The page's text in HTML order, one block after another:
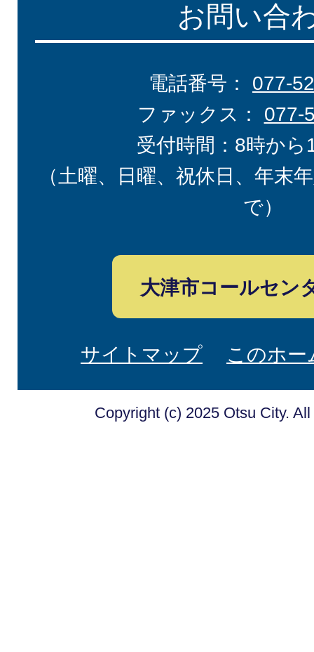
お問い合
電話番号： 077-
ファックス： 077-
受付時間：8時から
（土曜、日曜、祝休日、年末
で）
大津市コールセン
サイトマップ このホ
Copyright (c) 2025 Otsu City.